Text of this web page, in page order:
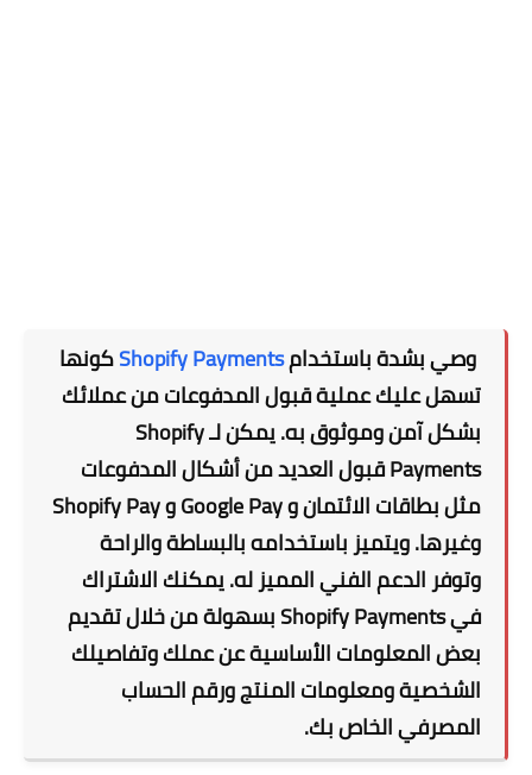
وصي بشدة باستخدامShopify Paymentsكونها
تسهل عليك عملية قبول المدفوعات من عملائك
بشكل آمن وموثوق به. يمكن لـ Shopify
Payments قبول العديد من أشكال المدفوعات
مثل بطاقات الائتمان و Google Pay و Shopify Pay
وغيرها. ويتميز باستخدامه بالبساطة والراحة
وتوفر الدعم الفني المميز له. يمكنك الاشتراك
في Shopify Payments بسهولة من خلال تقديم
بعض المعلومات الأساسية عن عملك وتفاصيلك
الشخصية ومعلومات المنتج ورقم الحساب
المصرفي الخاص بك.